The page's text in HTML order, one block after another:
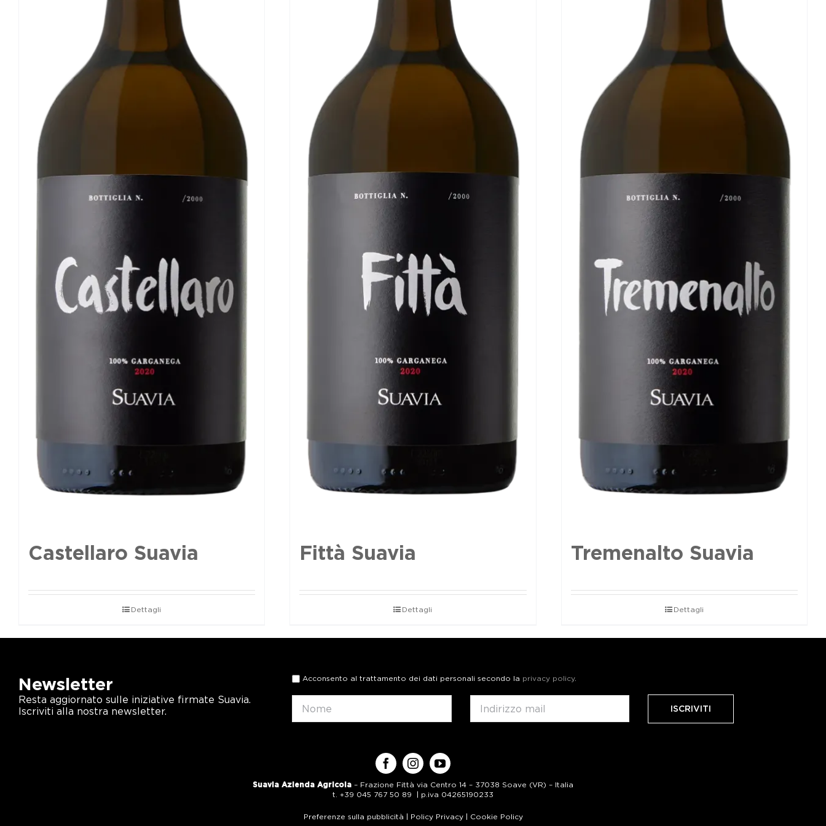
Castellaro Suavia
Dettagli
Fittà Suavia
Dettagli
Tremenalto Suavia
Dettagli
Newsletter
Resta aggiornato sulle iniziative firmate Suavia.
Iscriviti alla nostra newsletter.
Acconsento al trattamento dei dati personali secondo la privacy policy.
Suavia Azienda Agricola – Frazione Fittà via Centro 14 – 37038 Soave (VR) – Italia
t. +39 045 767 50 89 | p.iva 04265190233
Preferenze sulla pubblicità | Policy Privacy| Cookie Policy